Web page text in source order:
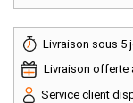
Livraison sous 5
Livraison offerte
Service client